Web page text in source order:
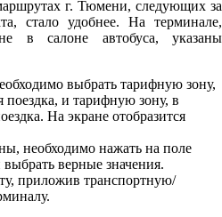
г. Тюмени, следующих за
стало удобнее. На терминале,
в салоне автобуса, указаны
выбрать тарифную зону,
поездка, и тарифную зону, в
На экране отобразится
необходимо нажать на поле
верные значения.
приложив транспортную/